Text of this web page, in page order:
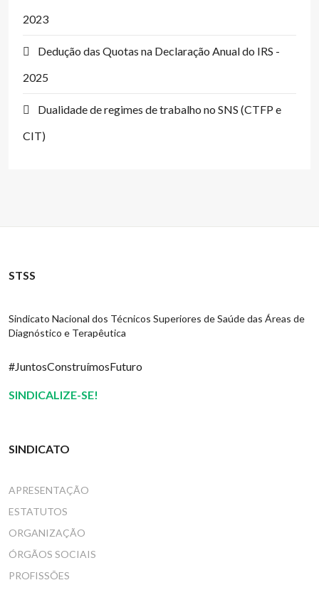
2023
Dedução das Quotas na Declaração Anual do IRS -
2025
Dualidade de regimes de trabalho no SNS (CTFP e
CIT)
STSS
Sindicato Nacional dos Técnicos Superiores de Saúde das Áreas de
Diagnóstico e Terapêutica
#JuntosConstruímosFuturo
SINDICALIZE-SE!
SINDICATO
APRESENTAÇÃO
ESTATUTOS
ORGANIZAÇÃO
ÓRGÃOS SOCIAIS
PROFISSÕES